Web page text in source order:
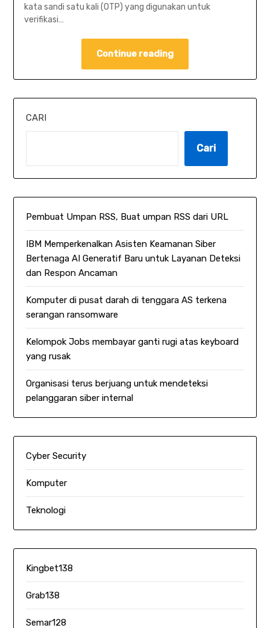
kata sandi satu kali (OTP) yang digunakan untuk
verifikasi…
Continue reading
CARI
Cari
Pembuat Umpan RSS, Buat umpan RSS dari URL
IBM Memperkenalkan Asisten Keamanan Siber
Bertenaga AI Generatif Baru untuk Layanan Deteksi
dan Respon Ancaman
Komputer di pusat darah di tenggara AS terkena
serangan ransomware
Kelompok Jobs membayar ganti rugi atas keyboard
yang rusak
Organisasi terus berjuang untuk mendeteksi
pelanggaran siber internal
Cyber Security
Komputer
Teknologi
Kingbet138
Grab138
Semar128